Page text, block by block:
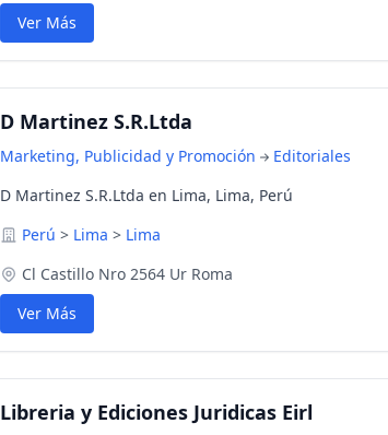
Ver Más
D Martinez S.R.Ltda
Marketing, Publicidad y Promoción
Editoriales
D Martinez S.R.Ltda en Lima, Lima, Perú
Perú > Lima > Lima
Cl Castillo Nro 2564 Ur Roma
Ver Más
Libreria y Ediciones Juridicas Eirl